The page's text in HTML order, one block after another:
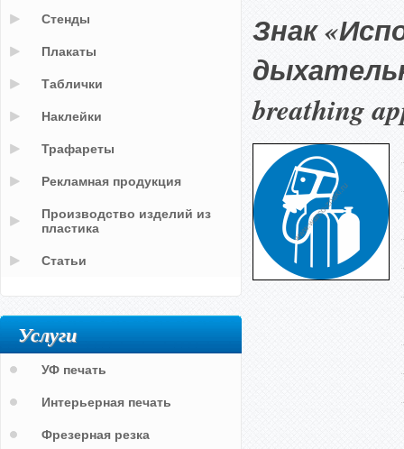
Знак
breathing
Стенды
Плакаты
Таблички
Наклейки
Трафареты
Рекламная продукция
Производство изделий из
пластика
Статьи
Услуги
УФ печать
Интерьерная печать
Фрезерная резка